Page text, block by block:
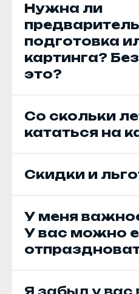
Нужна ли
подготовка
картинга?
это?
Со скольки
кататься на
Скидки и
У меня
У вас можно